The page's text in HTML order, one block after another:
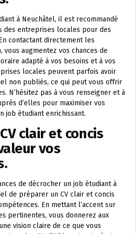
à Neuchâtel, il est recommandé
des entreprises locales pour des
contactant directement les
augmentez vos chances de
adapté à vos besoins et à vos
locales peuvent parfois avoir
non publiés, ce qui peut vous offrir
N’hésitez pas à vous renseigner et à
d’elles pour maximiser vos
job étudiant enrichissant.
clair et concis
vos
de décrocher un job étudiant à
de préparer un CV clair et concis
En mettant l’accent sur
pertinentes, vous donnerez aux
vision claire de ce que vous